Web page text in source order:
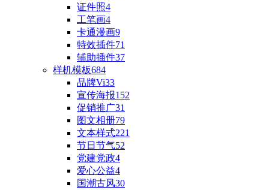
证件照4
工笔画4
卡通漫画9
特效插件71
辅助插件37
样机模板684
品牌Vi33
宣传海报152
促销推广31
图文相册79
文本样式221
节日节气52
党建党政4
爱心公益4
国潮古风30